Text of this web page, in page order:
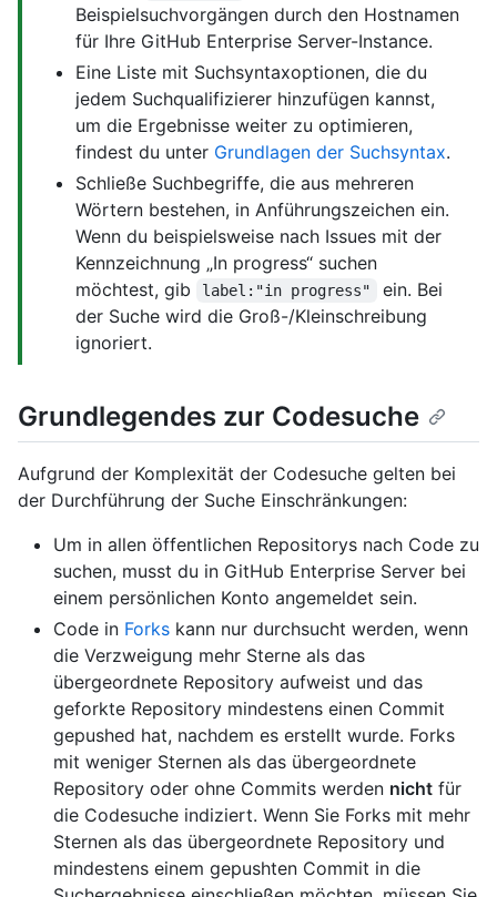
Beispielsuchvorgängen durch den Hostnamen
für Ihre GitHub Enterprise Server-Instance.
Eine Liste mit Suchsyntaxoptionen, die du
jedem Suchqualifizierer hinzufügen kannst,
um die Ergebnisse weiter zu optimieren,
findest du unter Grundlagen der Suchsyntax.
Schließe Suchbegriffe, die aus mehreren
Wörtern bestehen, in Anführungszeichen ein.
Wenn du beispielsweise nach Issues mit der
Kennzeichnung „In progress“ suchen
möchtest, gib
label:"in progress"
ein. Bei
der Suche wird die Groß-/Kleinschreibung
ignoriert.
Grundlegendes zur Codesuche
Aufgrund der Komplexität der Codesuche gelten bei
der Durchführung der Suche Einschränkungen:
Um in allen öffentlichen Repositorys nach Code zu
suchen, musst du in GitHub Enterprise Server bei
einem persönlichen Konto angemeldet sein.
Code in Forks kann nur durchsucht werden, wenn
die Verzweigung mehr Sterne als das
übergeordnete Repository aufweist und das
geforkte Repository mindestens einen Commit
gepushed hat, nachdem es erstellt wurde. Forks
mit weniger Sternen als das übergeordnete
Repository oder ohne Commits werden nicht für
die Codesuche indiziert. Wenn Sie Forks mit mehr
Sternen als das übergeordnete Repository und
mindestens einem gepushten Commit in die